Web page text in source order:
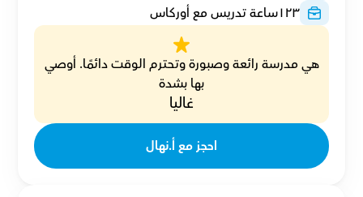
١٢٣ساعة تدريس مع أوركاس
بها بشدة
غاليا
احجز مع أ.نهال